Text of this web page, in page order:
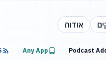
אודות
Podcast
Any App